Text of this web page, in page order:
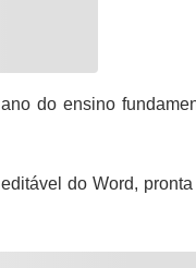
do ensino
do Word,